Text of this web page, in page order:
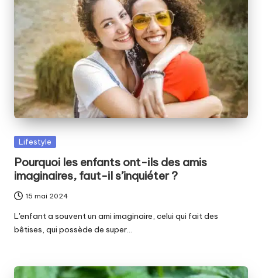
Posted
Lifestyle
Pourquoi les enfants ont-ils des amis
imaginaires, faut-il s’inquiéter ?
15 mai 2024
L'enfant a souvent un ami imaginaire, celui qui fait des
bêtises, qui possède de super…